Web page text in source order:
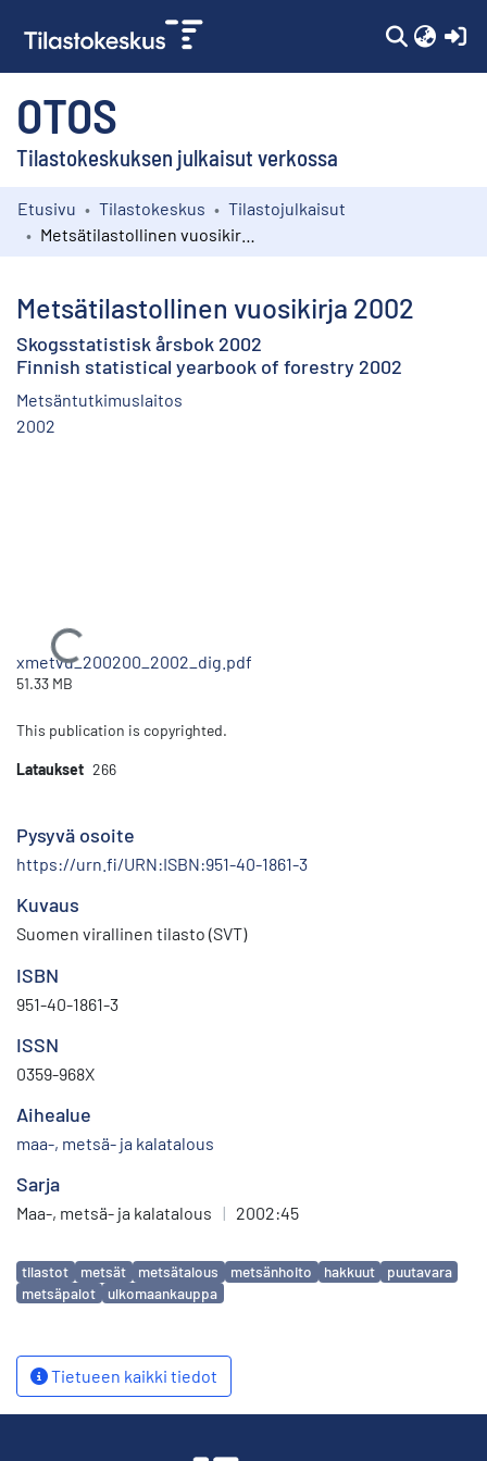
OTOS
Tilastokeskuksen julkaisut verkossa
Kokoelmat
Etusivu Tilastokeskus
Tilastojulkaisut
Metsätilastollinen vuosikirja 2002
Skogsstatistisk årsbok 2002
Finnish statistical yearbook of forestry 2002
Metsäntutkimuslaitos
2002
Ladataan...
xmetvu_200200_2002_dig.pdf
51.33 MB
This publication is copyrighted.
Lataukset 266
Pysyvä osoite
https://urn.fi/URN:ISBN:951-40-1861-3
Kuvaus
Suomen virallinen tilasto (SVT)
ISBN
951-40-1861-3
ISSN
0359-968X
Aihealue
maa-, metsä- ja kalatalous
Sarja
Maa-, metsä- ja kalatalous | 2002:45
Avainsanat
tilastot metsät metsätalous metsänhoito hakkuut
puutavara
metsäpalot
ulkomaankauppa
Tietueen kaikki tiedot